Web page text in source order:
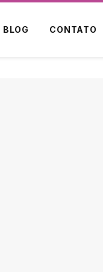
BLOG CONTATO